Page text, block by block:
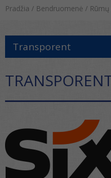
Pradžia / Bendruomenė /
Transporent